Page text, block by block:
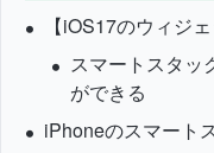
【iOS17のウィジ
スマートスタッ
ができる
iPhoneのスマート